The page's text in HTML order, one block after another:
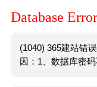
Database Error
(1040) 365建站错
因：1、数据库密